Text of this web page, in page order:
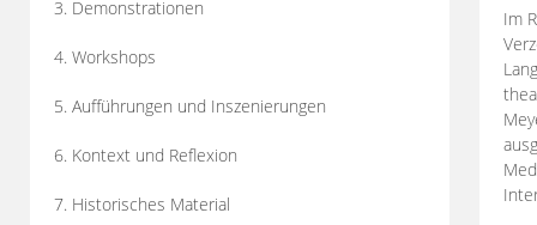
3. Demonstrationen
4. Workshops
5. Aufführungen und Inszenierungen
6. Kontext und Reflexion
7. Historisches Material
Im